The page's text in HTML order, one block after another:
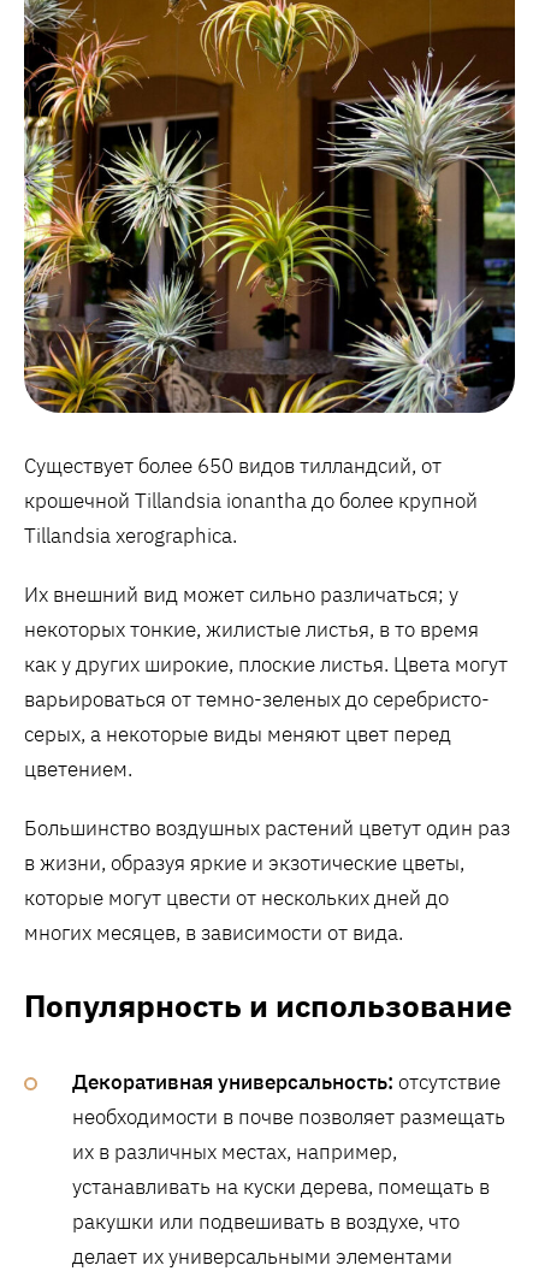
Существует более 650 видов тилландсий, от
крошечной Tillandsia ionantha до более крупной
Tillandsia xerographica.
Их внешний вид может сильно различаться; у
некоторых тонкие, жилистые листья, в то время
как у других широкие, плоские листья. Цвета могут
варьироваться от темно-зеленых до серебристо-
серых, а некоторые виды меняют цвет перед
цветением.
Большинство воздушных растений цветут один раз
в жизни, образуя яркие и экзотические цветы,
которые могут цвести от нескольких дней до
многих месяцев, в зависимости от вида.
Популярность и использование
Декоративная универсальность: отсутствие
необходимости в почве позволяет размещать
их в различных местах, например,
устанавливать на куски дерева, помещать в
ракушки или подвешивать в воздухе, что
делает их универсальными элементами